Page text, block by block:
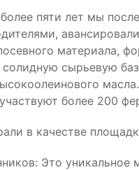
пяти лет мы
материала,
сырьевую
более 200
в качестве
Это